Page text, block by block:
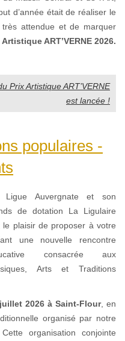
d’année était de réaliser le
attendue et de marquer
ART’VERNE 2026.
Prix Artistique ART’VERNE
est lancée !
populaires -
Ligue Auvergnate et son
de dotation La Ligulaire
le plaisir de proposer à votre
une nouvelle rencontre
consacrée aux
Arts et Traditions
2026 à Saint-Flour, en
organisé par notre
organisation conjointe